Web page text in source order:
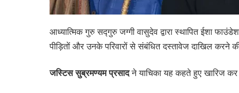
आध्यात्मिक गुरु सद्गुरु जग्गी वासुदेव द्वारा स्थापित ईशा
पीड़ितों और उनके परिवारों से संबंधित दस्तावेज दाखिल करने
जस्टिस सुब्रमण्यम प्रसादने याचिका यह कहते हुए खारिज